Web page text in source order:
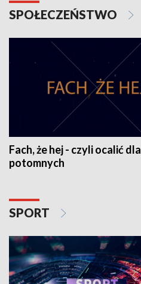
SPOŁECZEŃSTWO
Fach, że hej - czyli ocalić dla
potomnych
SPORT